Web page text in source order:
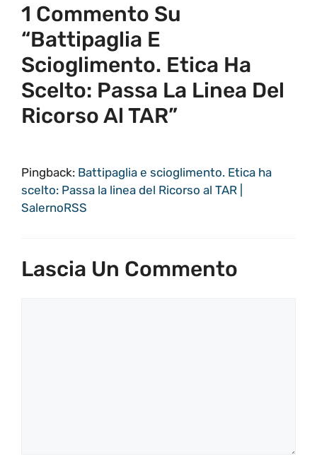
1 Commento Su
“Battipaglia E
Scioglimento. Etica Ha
Scelto: Passa La Linea Del
Ricorso Al TAR”
Pingback: Battipaglia e scioglimento. Etica ha
scelto: Passa la linea del Ricorso al TAR |
SalernoRSS
Lascia Un Commento